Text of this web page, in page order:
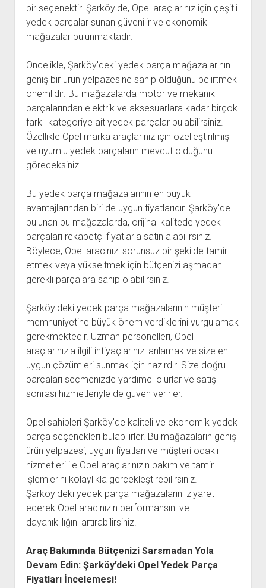
bir seçenektir. Şarköy'de, Opel araçlarınız için çeşitli
yedek parçalar sunan güvenilir ve ekonomik
mağazalar bulunmaktadır.
Öncelikle, Şarköy'deki yedek parça mağazalarının
geniş bir ürün yelpazesine sahip olduğunu belirtmek
önemlidir. Bu mağazalarda motor ve mekanik
parçalarından elektrik ve aksesuarlara kadar birçok
farklı kategoriye ait yedek parçalar bulabilirsiniz.
Özellikle Opel marka araçlarınız için özelleştirilmiş
ve uyumlu yedek parçaların mevcut olduğunu
göreceksiniz.
Bu yedek parça mağazalarının en büyük
avantajlarından biri de uygun fiyatlarıdır. Şarköy'de
bulunan bu mağazalarda, orijinal kalitede yedek
parçaları rekabetçi fiyatlarla satın alabilirsiniz.
Böylece, Opel aracınızı sorunsuz bir şekilde tamir
etmek veya yükseltmek için bütçenizi aşmadan
gerekli parçalara sahip olabilirsiniz.
Şarköy'deki yedek parça mağazalarının müşteri
memnuniyetine büyük önem verdiklerini vurgulamak
gerekmektedir. Uzman personelleri, Opel
araçlarınızla ilgili ihtiyaçlarınızı anlamak ve size en
uygun çözümleri sunmak için hazırdır. Size doğru
parçaları seçmenizde yardımcı olurlar ve satış
sonrası hizmetleriyle de güven verirler.
Opel sahipleri Şarköy'de kaliteli ve ekonomik yedek
parça seçenekleri bulabilirler. Bu mağazaların geniş
ürün yelpazesi, uygun fiyatları ve müşteri odaklı
hizmetleri ile Opel araçlarınızın bakım ve tamir
işlemlerini kolaylıkla gerçekleştirebilirsiniz.
Şarköy'deki yedek parça mağazalarını ziyaret
ederek Opel aracınızın performansını ve
dayanıklılığını artırabilirsiniz.
Araç Bakımında Bütçenizi Sarsmadan Yola
Devam Edin: Şarköy’deki Opel Yedek Parça
Fiyatları İncelemesi!